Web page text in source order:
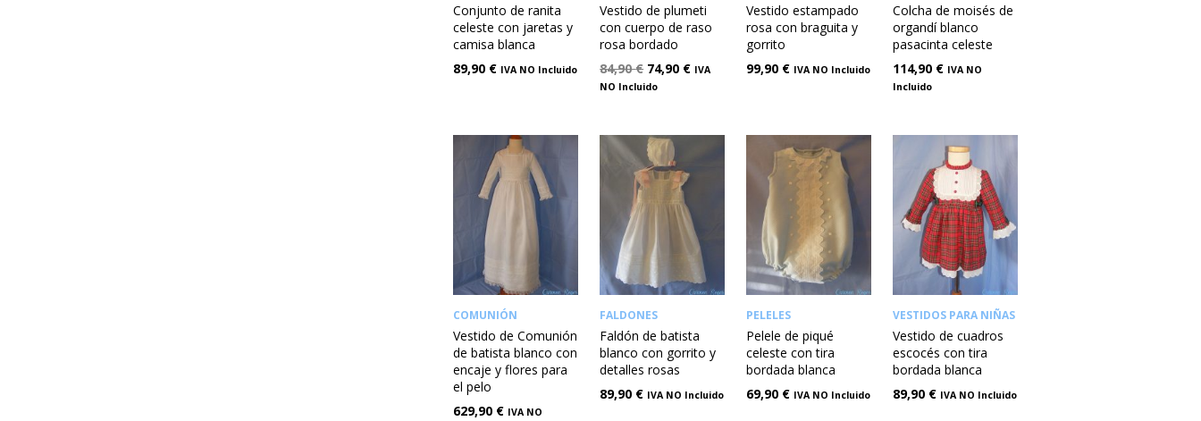
Conjunto de ranita
celeste con jaretas y
camisa blanca
89,90 € IVA NO Incluido
Vestido de plumeti
con cuerpo de raso
rosa bordado
84,90€ 74,90 € IVA
NO Incluido
Vestido estampado
rosa con braguita y
gorrito
99,90 € IVA NO Incluido
Colcha de moisés de
organdí blanco
pasacinta celeste
114,90 € IVA NO
Incluido
COMUNIÓN
Vestido de Comunión
de batista blanco con
encaje y flores para
el pelo
629,90 € IVA NO
FALDONES
Faldón de batista
blanco con gorrito y
detalles rosas
89,90 € IVA NO Incluido
PELELES
Pelele de piqué
celeste con tira
bordada blanca
69,90 € IVA NO Incluido
VESTIDOS PARA NIÑAS
Vestido de cuadros
escocés con tira
bordada blanca
89,90 € IVA NO Incluido